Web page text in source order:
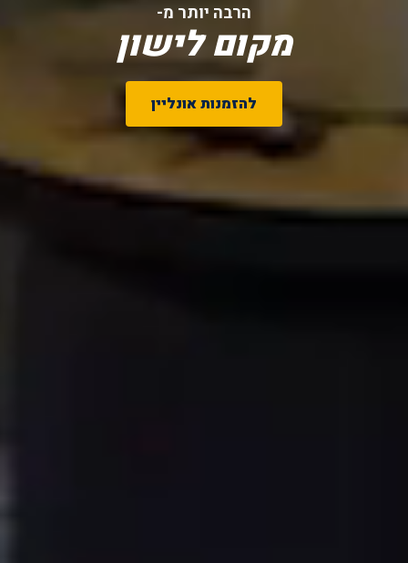
הרבה יותר מ-
מקום לישון
להזמנות אונליין